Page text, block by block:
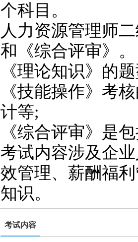
个科目。
人力资源管理师
和《综合评审》。
《理论知识》的
《技能操作》考
计等;
《综合评审》是
考试内容涉及企
效管理、薪酬福
知识。
考试内容